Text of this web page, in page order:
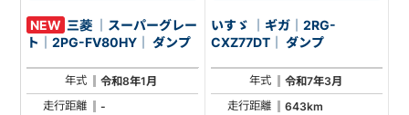
NEW 三菱 ｜スーパーグレー
ト｜2PG-FV80HY｜ ダンプ
年式
令和8年1月
走行距離
-
いすゞ ｜ギガ｜2RG-
CXZ77DT｜ ダンプ
年式
令和7年3月
走行距離
643km